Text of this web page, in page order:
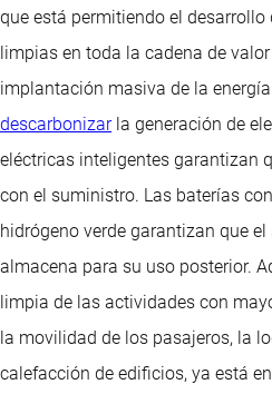
que está permitiendo el
limpias en toda la cadena de
implantación masiva de la
descarbonizarla generación de
eléctricas inteligentes garantizan
con el suministro. Las baterías
hidrógeno verde garantizan que
almacena para su uso posterior.
limpia de las actividades con
la movilidad de los pasajeros, la
calefacción de edificios, ya está